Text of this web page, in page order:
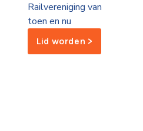
Railvereniging van
toen en nu
Lid worden >